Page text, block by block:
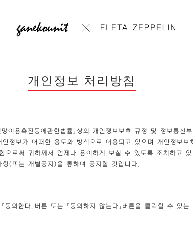
개인정보 처리방침
용촉진등에관한법률』상의 개인정보보호 규정 및 정보통신
정보가 어떠한 용도와 방식으로 이용되고 있으며 개인정보
으로써 귀하께서 언제나 용이하게 보실 수 있도록 조치하고 있
(또는 개별공지)을 통하여 공지할 것입니다.
의한다」버튼 또는 「동의하지 않는다」버튼을 클릭할 수 있는